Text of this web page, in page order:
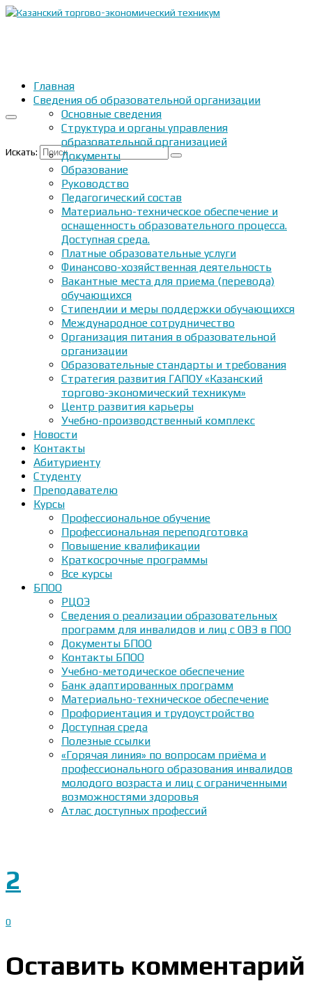
Искать:
Главная
Сведения об образовательной организации
Основные сведения
Структура и органы управления
образовательной организацией
Документы
Образование
Руководство
Педагогический состав
Материально-техническое обеспечение и
оснащенность образовательного процесса.
Доступная среда.
Платные образовательные услуги
Финансово-хозяйственная деятельность
Вакантные места для приема (перевода)
обучающихся
Стипендии и меры поддержки обучающихся
Международное сотрудничество
Организация питания в образовательной
организации
Образовательные стандарты и требования
Стратегия развития ГАПОУ «Казанский
торгово-экономический техникум»
Центр развития карьеры
Учебно-производственный комплекс
Новости
Контакты
Абитуриенту
Студенту
Преподавателю
Курсы
Профессиональное обучение
Профессиональная переподготовка
Повышение квалификации
Краткосрочные программы
Все курсы
БПОО
РЦОЭ
Сведения о реализации образовательных
программ для инвалидов и лиц с ОВЗ в ПОО
Документы БПОО
Контакты БПОО
Учебно-методическое обеспечение
Банк адаптированных программ
Материально-техническое обеспечение
Профориентация и трудоустройство
Доступная среда
Полезные ссылки
«Горячая линия» по вопросам приёма и
профессионального образования инвалидов
молодого возраста и лиц с ограниченными
возможностями здоровья
Атлас доступных профессий
2
0
Оставить комментарий